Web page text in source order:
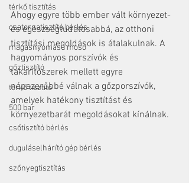
térkő tisztítás
csatornatisztító bérlés
magasnyomású mosó
gőztisztító
térkő tisztító
500 bar
csőtisztító bérlés
duguláselhárító gép bérlés
szőnyegtisztítás
Ahogy egyre több ember vált környezet-
és egészségtudatosabbá, az otthoni
tisztítási megoldások is átalakulnak. A
hagyományos porszívók és
takarítószerek mellett egyre
népszerűbbé válnak a gőzporszívók,
amelyek hatékony tisztítást és
környezetbarát megoldásokat kínálnak.